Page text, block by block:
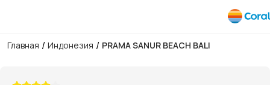
Главная / Индонезия / PRAMA SANUR BEACH BALI